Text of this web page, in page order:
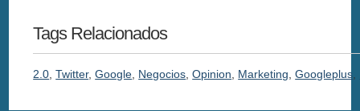
Tags Relacionados
2.0 ,Twitter,Google Negocios ,Opinion Marketing ,Googleplus